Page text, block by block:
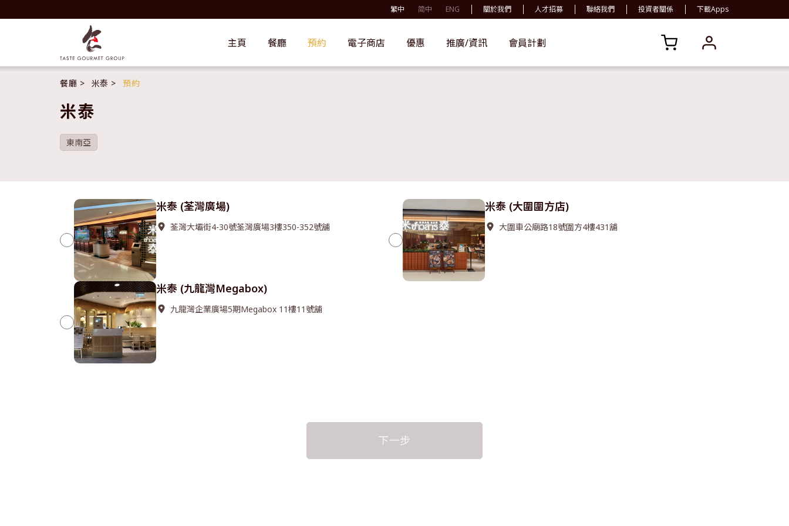
繁中 简中 ENG 關於我們 人才招募 聯絡我們 投資者關係 下載Apps
主頁 餐廳 預約 電子商店 優惠 推廣/資訊 會員計劃
餐廳 米泰 預約
米泰
東南亞
米泰 (荃灣廣場)
荃灣大壩街4-30號荃灣廣場3樓350-352號舖
米泰 (大圍圍方店)
大圍車公廟路18號圍方4樓431舖
米泰 (九龍灣Megabox)
九龍灣企業廣場5期Megabox 11樓11號舖
下一步